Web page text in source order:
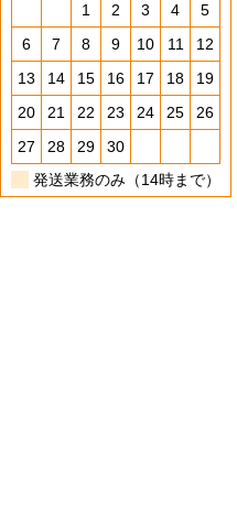
1
2 3 4
5
6
7 8 9 10 11
12
13
14 15 16 17 18
19
20
21 22 23 24 25
26
27
28 29
30
発送業務のみ（14時まで）